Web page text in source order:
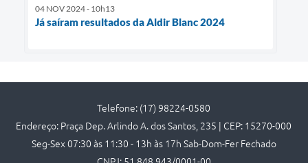
04 NOV 2024 - 10h13
Já saíram resultados da Aldir Blanc 2024
Telefone: (17) 98224-0580
Endereço: Praça Dep. Arlindo A. dos Santos, 235 | CEP: 15270-000
Seg-Sex 07:30 às 11:30 - 13h às 17h Sab-Dom-Fer Fechado